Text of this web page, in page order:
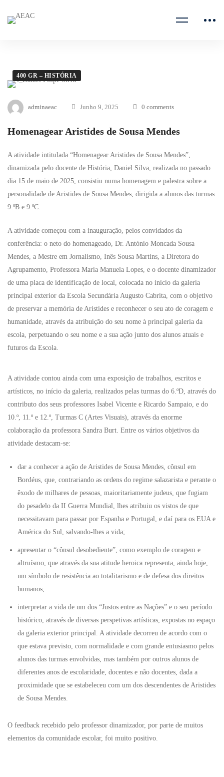
400 GR – HISTÓRIA
adminaeac Junho 9, 2025 0 comments
Homenagear Aristides de Sousa Mendes
A atividade intitulada “Homenagear Aristides de Sousa Mendes”,
dinamizada pelo docente de História, Daniel Silva, realizada no passado
dia 15 de maio de 2025, consistiu numa homenagem e palestra sobre a
personalidade de Aristides de Sousa Mendes, dirigida a alunos das turmas
9.ºB e 9.ºC.
A atividade começou com a inauguração, pelos convidados da
conferência: o neto do homenageado, Dr. António Moncada Sousa
Mendes, a Mestre em Jornalismo, Inês Sousa Martins, a Diretora do
Agrupamento, Professora Maria Manuela Lopes, e o docente dinamizador
de uma placa de identificação de local, colocada no início da galeria
principal exterior da Escola Secundária Augusto Cabrita, com o objetivo
de preservar a memória de Aristides e reconhecer o seu ato de coragem e
humanidade, através da atribuição do seu nome à principal galeria da
escola, perpetuando o seu nome e a sua ação junto dos alunos atuais e
futuros da Escola.
A atividade contou ainda com uma exposição de trabalhos, escritos e
artísticos, no início da galeria, realizados pelas turmas do 6.ºD, através do
contributo dos seus professores Isabel Vicente e Ricardo Sampaio, e do
10.º, 11.º e 12.º, Turmas C (Artes Visuais), através da enorme
colaboração da professora Sandra Burt. Entre os vários objetivos da
atividade destacam-se:
dar a conhecer a ação de Aristides de Sousa Mendes, cônsul em
Bordéus, que, contrariando as ordens do regime salazarista e perante o
êxodo de milhares de pessoas, maioritariamente judeus, que fugiam
do pesadelo da II Guerra Mundial, lhes atribuiu os vistos de que
necessitavam para passar por Espanha e Portugal, e daí para os EUA e
América do Sul, salvando-lhes a vida;
apresentar o “cônsul desobediente”, como exemplo de coragem e
altruísmo, que através da sua atitude heroica representa, ainda hoje,
um símbolo de resistência ao totalitarismo e de defesa dos direitos
humanos;
interpretar a vida de um dos “Justos entre as Nações” e o seu período
histórico, através de diversas perspetivas artísticas, expostas no espaço
da galeria exterior principal. A atividade decorreu de acordo com o
que estava previsto, com normalidade e com grande entusiasmo pelos
alunos das turmas envolvidas, mas também por outros alunos de
diferentes anos de escolaridade, docentes e não docentes, dada a
proximidade que se estabeleceu com um dos descendentes de Aristides
de Sousa Mendes.
O feedback recebido pelo professor dinamizador, por parte de muitos
elementos da comunidade escolar, foi muito positivo.